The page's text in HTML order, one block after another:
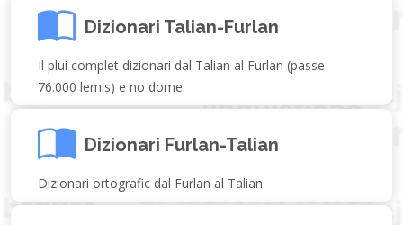
Dizionari Talian-Furlan
Il plui complet dizionari dal Talian al Furlan (passe
76.000 lemis) e no dome.
Dizionari Furlan-Talian
Dizionari ortografic dal Furlan al Talian.